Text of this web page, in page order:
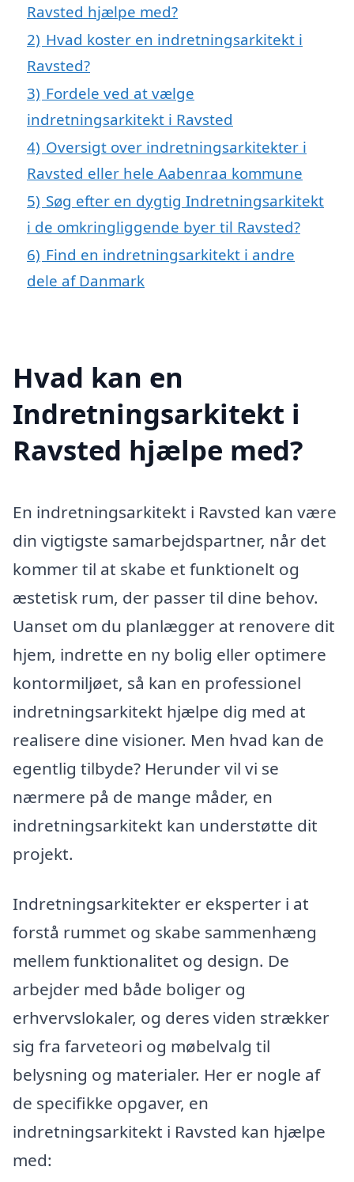
Ravsted hjælpe med?
2) Hvad koster en indretningsarkitekt i
Ravsted?
3) Fordele ved at vælge
indretningsarkitekt i Ravsted
4) Oversigt over indretningsarkitekter i
Ravsted eller hele Aabenraa kommune
5) Søg efter en dygtig Indretningsarkitekt
i de omkringliggende byer til Ravsted?
6) Find en indretningsarkitekt i andre
dele af Danmark
Hvad kan en
Indretningsarkitekt i
Ravsted hjælpe med?
En indretningsarkitekt i Ravsted kan være
din vigtigste samarbejdspartner, når det
kommer til at skabe et funktionelt og
æstetisk rum, der passer til dine behov.
Uanset om du planlægger at renovere dit
hjem, indrette en ny bolig eller optimere
kontormiljøet, så kan en professionel
indretningsarkitekt hjælpe dig med at
realisere dine visioner. Men hvad kan de
egentlig tilbyde? Herunder vil vi se
nærmere på de mange måder, en
indretningsarkitekt kan understøtte dit
projekt.
Indretningsarkitekter er eksperter i at
forstå rummet og skabe sammenhæng
mellem funktionalitet og design. De
arbejder med både boliger og
erhvervslokaler, og deres viden strækker
sig fra farveteori og møbelvalg til
belysning og materialer. Her er nogle af
de specifikke opgaver, en
indretningsarkitekt i Ravsted kan hjælpe
med: